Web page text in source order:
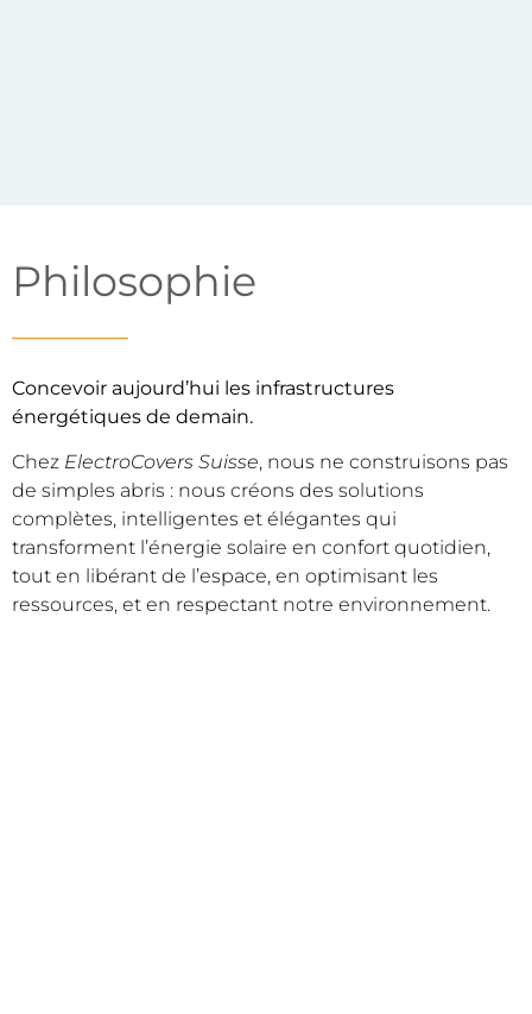
Philosophie
Concevoir aujourd’hui les infrastructures
énergétiques de demain.
Chez ElectroCovers Suisse, nous ne construisons pas
de simples abris : nous créons des solutions
complètes, intelligentes et élégantes qui
transforment l’énergie solaire en confort quotidien,
tout en libérant de l’espace, en optimisant les
ressources, et en respectant notre environnement.